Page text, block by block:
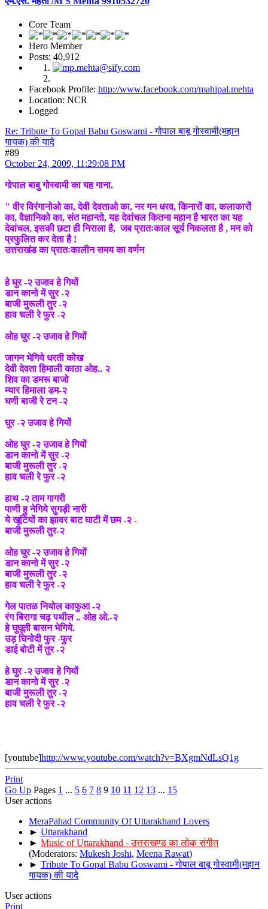
Core Team
Hero Member
Posts: 40,912
Facebook Profile: http://www.facebook.com/mahipal.mehta
Location: NCR
Logged
Re: Tribute To Gopal Babu Goswami - गोपाल बाबू गोस्वामी(महान
गायक) की यादे
#89
October 24, 2009, 11:29:08 PM
गोपाल बाबु गोस्वामी का यह गाना.
" वीर विरंगानोओ का, देवी देवताओ का, नर गन धरव, किनारों का, कलाकारों
का, वैज्ञानिको का, संत महान्तो, यह देवांचल कितना महान है भारत का यह
देवांचल, इसकी छटा ही निराला है, जब प्रातःकाल सूर्य निकलता है , मन को
प्रफुलित कर देता है !
उत्तराखंड का प्रातःकालीन समय का वर्णन
हे घुर -२ उजाव हे गियों
डान कानो में सुर -२
बाजी मुरूली तुर -२
हाव चली रे फुर -२
ओह घुर -२ उजाव हे गियों
जागन भेगिये धरती कोख
देवी देवता हिमाली काठा ओह.. २
शिव का डमरू बाजो
म्यार हिमाला डम-२
घणी बाजी रे टन -२
घुर -२ उजाव हे गियों
ओह घुर -२ उजाव हे गियों
डान कानो में सुर -२
बाजी मुरूली तुर -२
हाव चली रे फुर -२
हाथ -२ ताम गागरी
पाणी हु नेगिये सुगड़ी नारी
ये खूटियों का झावर बाट घाटी में छम -२ -
बाजी मुरूली तुर-२
ओह घुर -२ उजाव हे गियों
डान कानो में सुर -२
बाजी मुरूली तुर -२
हाव चली रे फुर -२
गेल पातळ नियोल काफुआ -२
रंग बिरागा चढ़ पथील .. ओह ओ.-२
हे घुघूती बासन भेगिये.
उड़ घिनोदी फुर -फुर
डाई बोटी में तुर -२
हे घुर -२ उजाव हे गियों
डान कानो में सुर -२
बाजी मुरूली तुर -२
हाव चली रे फुर -२
[youtube]http://www.youtube.com/watch?v=BXgmNdLsQ1g
Print
Go Up Pages 1 ... 5 6 7 8 9 10 11 12 13 ... 15
User actions
MeraPahad Community Of Uttarakhand Lovers
► Uttarakhand
► Music of Uttarakhand - उत्तराखण्ड का लोक संगीत
(Moderators: Mukesh Joshi, Meena Rawat)
► Tribute To Gopal Babu Goswami - गोपाल बाबू गोस्वामी(महान
गायक) की यादे
User actions
Print